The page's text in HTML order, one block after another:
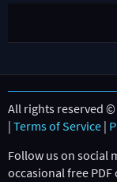
All rights reserved ©
| Terms of Service |
Follow us on social
occasional free